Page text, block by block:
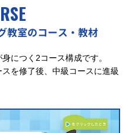
教室のコース・教材
につく2コース構成です。
を修了後、中級コースに進級